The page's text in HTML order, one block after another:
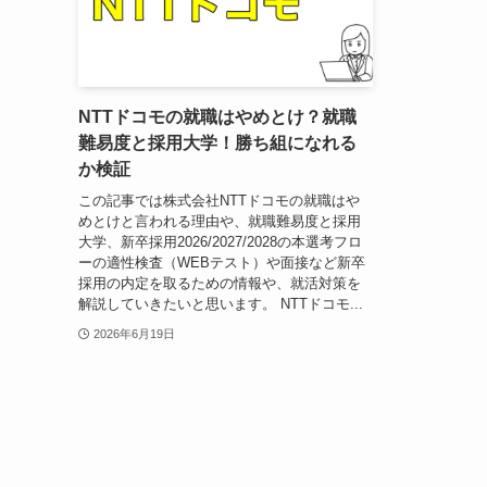
NTTドコモの就職はやめとけ？就職
難易度と採用大学！勝ち組になれる
か検証
この記事では株式会社NTTドコモの就職はや
めとけと言われる理由や、就職難易度と採用
大学、新卒採用2026/2027/2028の本選考フロ
ーの適性検査（WEBテスト）や面接など新卒
採用の内定を取るための情報や、就活対策を
解説していきたいと思います。 NTTドコモ...
2026年6月19日